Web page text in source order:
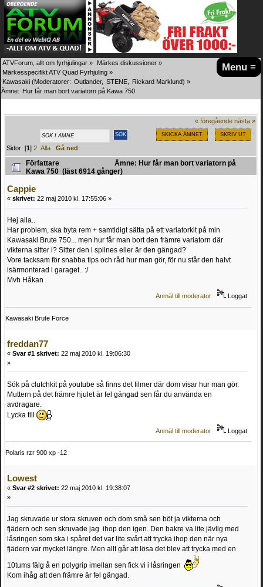
Menu ≡
ATVForum, allt om fyrhjulingar » Märkes diskussioner »
Märkesspecifikt ATV Quad Fyrhjuling »
Kawasaki (Moderatorer: Outlander, STENE Rickard Marklund) »
Ämne: Hur får man bort variatorn på Kawa 750
« föregående nästa »
SKICKA ÄMNET SKRIV UT
Sidor: [1]2 Alla Gå ned
Författare
Ämne: Hur får man bort variatorn på
Kawa 750 (läst 6914 gånger)
Cappie
« skrivet: 22 maj 2010 kl. 17:55:06 »
Hej alla..
Har problem, ska byta rem + samtidigt sätta på ett variatorkit på min
Kawasaki Brute 750... men hur får man bort den främre variatorn där
vikterna sitter i? Sitter den i splines eller är den gängad?
Vore tacksam för snabba tips och råd hur man gör, för nu står den halvt
isärmonterad i garaget.. :/
Mvh Håkan
Anmäl till moderator Loggat
Kawasaki Brute Force
freddan77
« Svar #1 skrivet: 22 maj 2010 kl. 19:06:30
»
Sök på clutchkit på youtube så finns det filmer där dom visar hur man gör.
Muttern på det främre hjulet är fel gängad sen får du använda en
avdragare.
Lycka till
Anmäl till moderator Loggat
Polaris rzr 900 xp -12
Lowest
« Svar #2 skrivet: 22 maj 2010 kl. 19:38:07
»
Jag skruvade ur stora skruven och dom små sen böt ja vikterna och
fjädern och sen skruvade jag ihop den igen. Den bakre va lite jävlig med
låsringen som ska i spåret det var lite svårt att trycka ihop den när nya
fjädern var mycket längre. Men allt går att lösa det blev att trycka med en
10tums fälg å en polygrip imellan sen fick vi i låsringen
Kom ihåg att den främre är fel gängad.